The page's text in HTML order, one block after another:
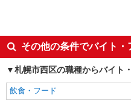
週2～3日勤務OK
交通費支給
その他の条件でバイト
札幌市西区の職種からバイト
飲食・フード